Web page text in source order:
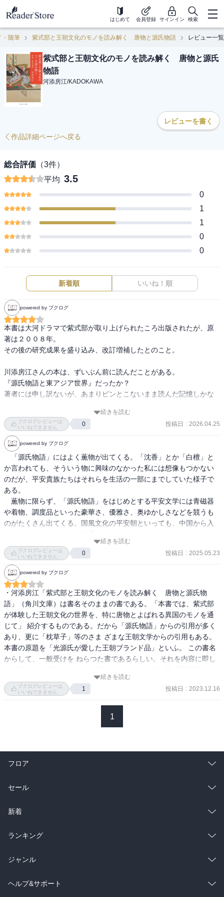
はじめて 会員登録 サインイン 検索
・随筆 紫式部と王朝文化のモノを読み解く 唐物と源氏物語 レビュー一覧
紫式部と王朝文化のモノを読み解く 唐物と源氏
物語
河添房江/KADOKAWA
レビューを書く
作品詳細ページへ戻る
総合評価 （3件）
平均 3.5
0
1
1
0
0
新着順 いいね！順
powered by ブクログ
本書は大河ドラマで紫式部が取り上げられたころ出版されたが、原
著は２００８年。
その後の研究成果を盛り込み、改訂増補したとのこと。
川添房江さんの本は、ずいぶん前に読んだことがある。
『源氏物語と東アジア世界』だったか？
著者には申し訳ないが、あまりピンとこないまま読んだ記憶しかな
が、本書は面白く読むことができた。
「唐物」（当時の輸入品）をキーワードに、それを持つこと、身に
つけることが物語や当時の社会の中でどんな意味を持ちうるのかが
説明されていく。
一般向けに親しみやすい書き方がされているので、まるでカルチャ
ーセンターの講座を聞いているかのようだった。
かつて『源氏物語』や『栄花物語』を読んで、衣装や調度品の描写
が延々と続くのに値を上げてしまった。
でも、この本で、例えば唐綾の社会的評価を知ると、中宮定子の積
善寺法要の衣装の豪華さが理解でき、『源氏物語』の衣配りの場面
では、六条院の栄華を象徴する場面とはいえ、それに匹敵する格の
衣装は現れないということを知ると、ちょっと見方が変わってく
る。
薫物に関して、源氏物語以外ではあまり特定のお香と四季を結び付
ける発想がないという指摘も、意外で印象に残った。
渤海国、高麗（光源氏に「光る君」と命名するのは高麗人という設
定になっているが、著者によればそれは天子に相当する呼び名で、
帝位につく可能性を失った代償ではないかとのこと）といったネッ
トワークについては、きっと以前自分が読んだ本にあったと思う
ガラス器については、平安期には厚手で大きなものもt来ることがで
たということで、両方とも貴重品ではあるが、源氏物語の朝顔の斎
巻末には舶来のペットが取り上げられ、「唐猫」がフォーカスされ
猫好きの一条天皇が、生まれたばかりの飼い猫の産養をしたという
その猫ののちの姿が「枕草子」の「命婦のおとと」だったとされて
本当かどうかはわからないが、そんなつながりがあったら楽しい。
続きを読む
ブクログレビューは
いいねできません
0 投稿日 : 2026.04.25
powered by ブクログ
「源氏物語」にはよく薫物が出てくる。「沈香」とか「白檀」と
か言われても、そういう物に興味のなかった私には想像もつかない
のだが、平安貴族たちはそれらを生活の一部にまでしていた様子で
ある。
薫物に限らず、「源氏物語」をはじめとする平安文学には青磁器
や着物、調度品といった豪華さ、優雅さ、奥ゆかしさなどを競うも
のがたくさん出てくる。国風文化の平安朝といっても、中国から入
いて素人向けに解説してくれるのが、河添氏のこの本だ。「源氏物
語」等の原文や現代語訳も要所要所で適量掲載されており、平安文
学に興味はあるが敷居が高いと思っていた人にとっては良い入門書
と言えるかもしれない。
続きを読む
ブクログレビューは
いいねできません
0 投稿日 : 2025.05.23
powered by ブクログ
・河添房江「紫式部と王朝文化のモノを読み解く　唐物と源氏物
語」（角川文庫）は書名そのままの書である。「本書では、紫式部
が体験した王朝文化の世界を、特に唐物とよばれる異国のモノを通
じて」 紹介するものである。だから「源氏物語」からの引用が多く
あり、更に「枕草子」等のさま ざまな王朝文学からの引用もある。
本書の原題を「光源氏が愛した王朝ブランド品」といふ。 この書名
からして、一般受けを ねらつた書であるらしい。それを内容に即し
生と唐物」に始まり、第十六章「舶来ペットの功罪」で終はる。最
初だけは モノではなく人である。ここを読んだら、後は自由に適当
回りは唐物、今少し広く言ふと舶来品に取り囲まれてゐたのだと知
も、現在のネコと同じか違ふのか、ここから分からない。 すべてが
れば王朝文化がかうして残つてゐるのかと思ふのだが、しかし、そ
用以前の状況を私は知らない。使ふ人がゐれば作る人がゐる。平安
である紙屋院（『かんやいん』とも）が、図書寮の別所として、紙
たさうである。この先は書いてないが、しかし、どうやらこの時代
（２５１頁）にその一端が見える。国産の紙が美しかつたのなら唐
続きを読む
ブクログレビューは
いいねできません
1 投稿日 : 2023.12.16
1
フロア
総合
ラノベ
雑誌・グラビア
BL・TL
セール
総合
ラノベ
雑誌・グラビア
BL・TL
新着
総合
ラノベ
雑誌・グラビア
ランキング
総合
ラノベ
ジャンル
コミック
ヘルプ&サポート